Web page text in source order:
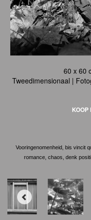
60 x 60
Tweedimensionaal |
KOOP
Vooringenomenheid, bis vincit
romance, chaos, denk